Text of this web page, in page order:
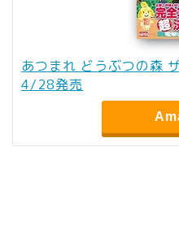
あつまれ どうぶつの森
4/28発売